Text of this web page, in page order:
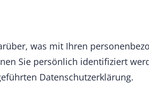
was mit Ihren
Sie persönlich identifiziert
Datenschutzerklärung.